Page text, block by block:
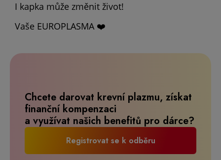
I kapka může změnit život!
Vaše EUROPLASMA ❤
Chcete darovat krevní plazmu, získat
finanční kompenzaci
a využívat našich benefitů pro dárce?
Registrovat se k odběru